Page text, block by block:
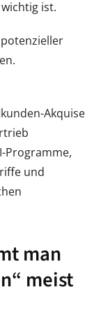
ist.
Akquise
Programme,
und
man
meist